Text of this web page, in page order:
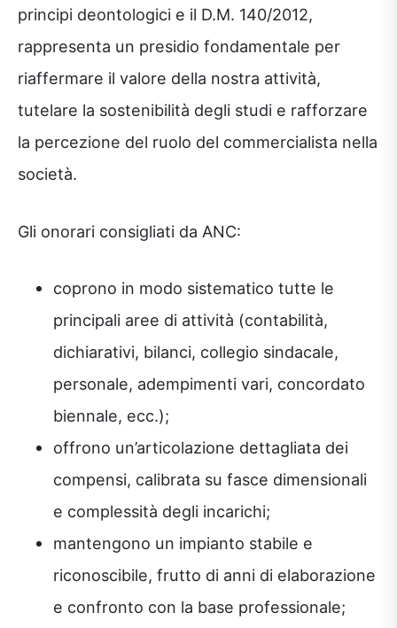
principi deontologici e il D.M. 140/2012,
rappresenta un presidio fondamentale per
riaffermare il valore della nostra attività,
tutelare la sostenibilità degli studi e rafforzare
la percezione del ruolo del commercialista nella
società.
Gli onorari consigliati da ANC:
coprono in modo sistematico tutte le
principali aree di attività (contabilità,
dichiarativi, bilanci, collegio sindacale,
personale, adempimenti vari, concordato
biennale, ecc.);
offrono un’articolazione dettagliata dei
compensi, calibrata su fasce dimensionali
e complessità degli incarichi;
mantengono un impianto stabile e
riconoscibile, frutto di anni di elaborazione
e confronto con la base professionale;